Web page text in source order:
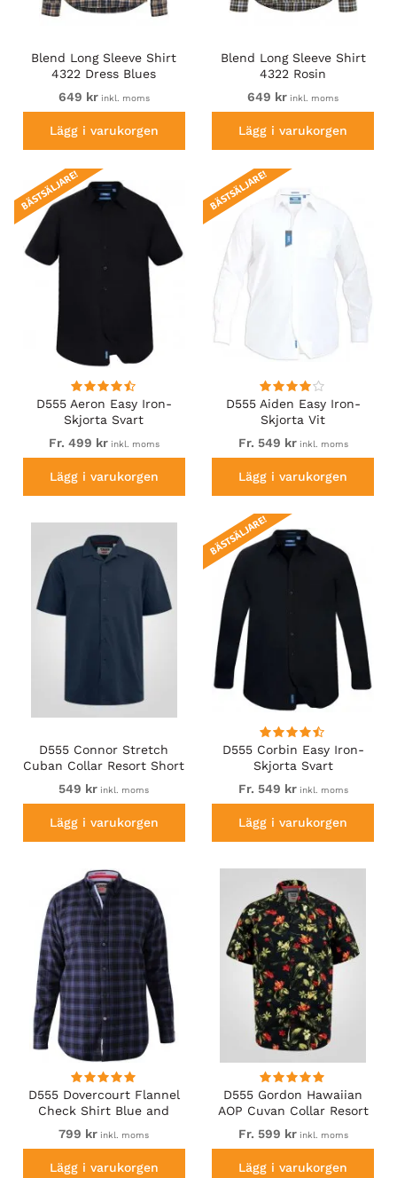
Blend Long Sleeve Shirt
4322 Dress Blues
649 krinkl. moms
Lägg i varukorgen
Blend Long Sleeve Shirt
4322 Rosin
649 kr inkl. moms
Lägg i varukorgen
D555 Aeron Easy Iron-
Skjorta Svart
BÄSTSÄLJARE!
Fr. 499 krinkl. moms
Lägg i varukorgen
D555 Aiden Easy Iron-
Skjorta Vit
BÄSTSÄLJARE!
Fr. 549 krinkl. moms
Lägg i varukorgen
D555 Connor Stretch
Cuban Collar Resort Short
Sleeve Shirt Navy
549 kr inkl. moms
Lägg i varukorgen
D555 Corbin Easy Iron-
Skjorta Svart
BÄSTSÄLJARE!
Fr. 549 krinkl. moms
Lägg i varukorgen
D555 Dovercourt Flannel
Check Shirt Blue and
Black
799 kr inkl. moms
Lägg i varukorgen
D555 Gordon Hawaiian
AOP Cuvan Collar Resort
Short Sleeve Black
Fr. 599 krinkl. moms
Lägg i varukorgen